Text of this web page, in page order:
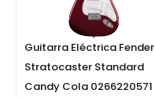
Guitarra Eléctrica Fender
Stratocaster Standard
Candy Cola 0266220571